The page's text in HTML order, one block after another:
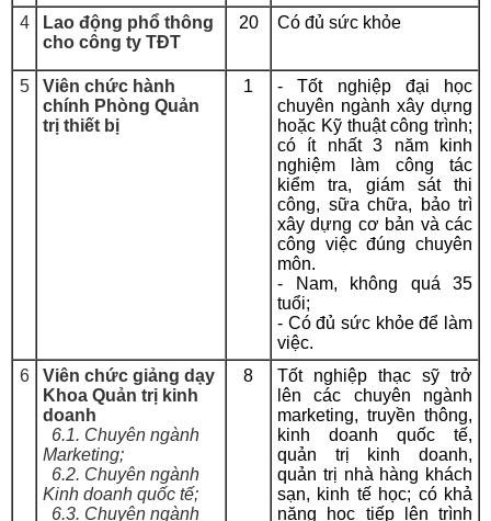
4
Lao động phổ thông
cho công ty TĐT
20 Có đủ sức khỏe
5
Viên chức hành
chính Phòng Quản
trị thiết bị
1
- Tốt nghiệp đại học
chuyên ngành xây dựng
hoặc Kỹ thuật công trình;
có ít nhất 3 năm kinh
nghiệm làm công tác
kiểm tra, giám sát thi
công, sữa chữa, bảo trì
xây dựng cơ bản và các
công việc đúng chuyên
môn.
- Nam, không quá 35
tuổi;
- Có đủ sức khỏe để làm
việc.
6
Viên chức giảng dạy
Khoa Quản trị kinh
doanh
6.1. Chuyên ngành
Marketing;
6.2. Chuyên ngành
Kinh doanh quốc tế;
6.3. Chuyên ngành
8
Tốt nghiệp thạc sỹ trở
lên các chuyên ngành
marketing, truyền thông,
kinh doanh quốc tế,
quản trị kinh doanh,
quản trị nhà hàng khách
sạn, kinh tế học; có khả
năng học tiếp lên trình